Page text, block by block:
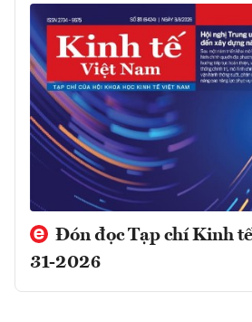
Đón đọc Tạp chí Kinh
31-2026